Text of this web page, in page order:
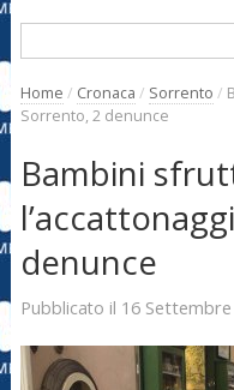
Home / Cronaca / Sorrento /
Sorrento, 2 denunce
Bambini
denunce
Pubblicato il 16